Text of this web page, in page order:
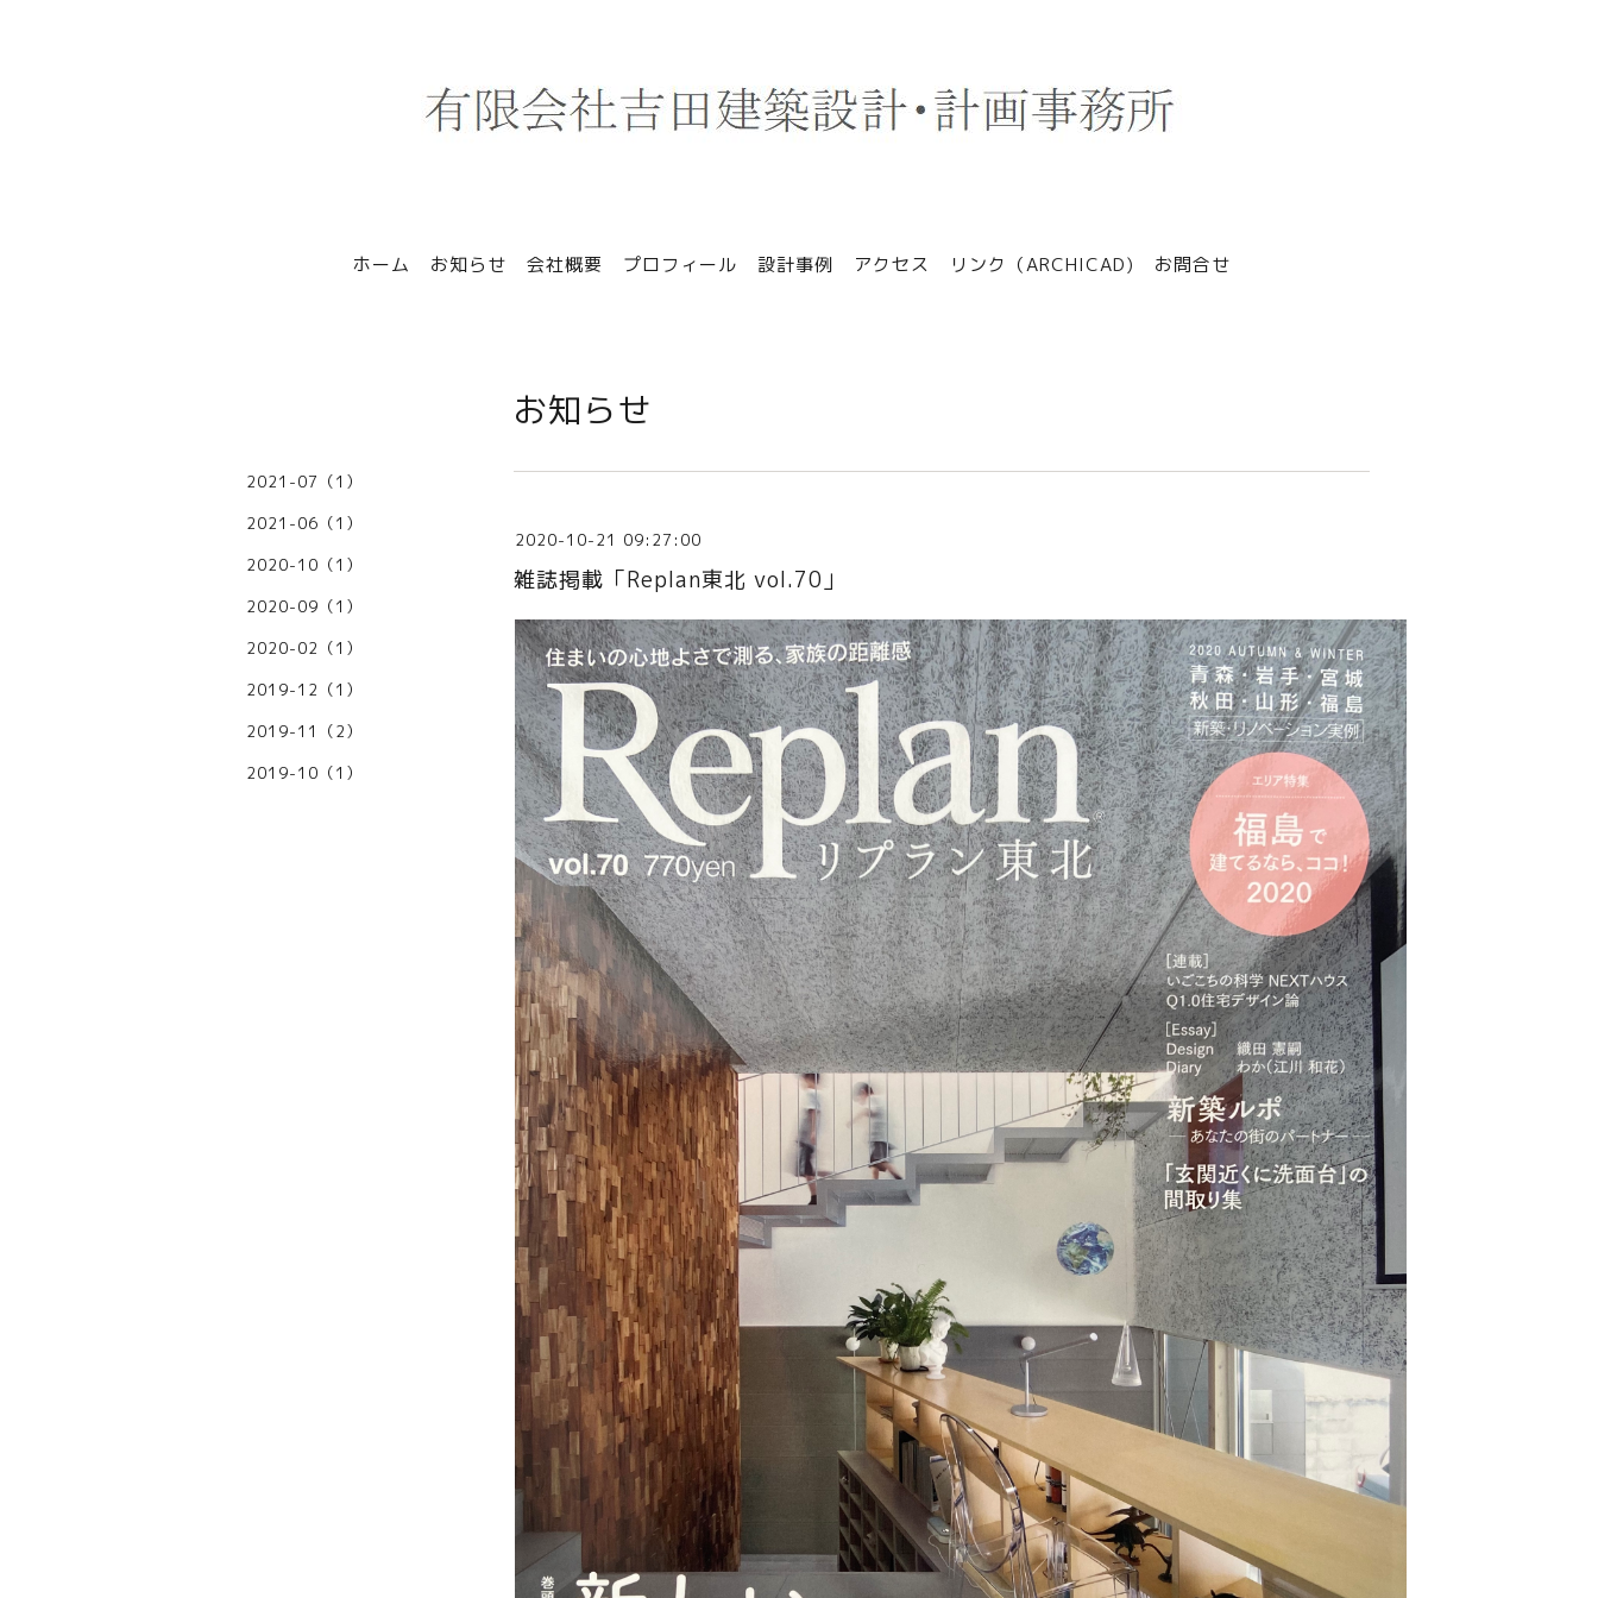
ホーム お知らせ 会社概要 プロフィール 設計事例 アクセス リンク（ARCHICAD) お問合せ
お知らせ
2020-10-21 09:27:00
雑誌掲載「Replan東北 vol.70」
2021-07（1）
2021-06（1）
2020-10（1）
2020-09（1）
2020-02（1）
2019-12（1）
2019-11（2）
2019-10（1）